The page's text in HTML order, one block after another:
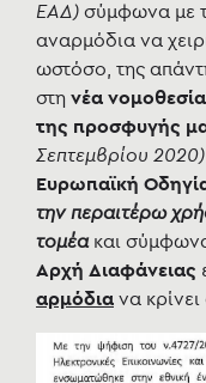
ΕΑΔ) σύμφωνα με
αναρμόδια να
ωστόσο, της
στη νέα
της προσφυγής
Σεπτεμβρίου 2020)
Ευρωπαϊκή
την περαιτέρω
τομέακαι
Αρχή Διαφάνειας
αρμόδια να κρίνει